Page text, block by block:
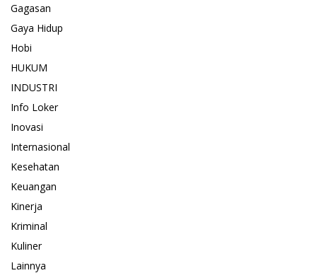
Gagasan
Gaya Hidup
Hobi
HUKUM
INDUSTRI
Info Loker
Inovasi
Internasional
Kesehatan
Keuangan
Kinerja
Kriminal
Kuliner
Lainnya